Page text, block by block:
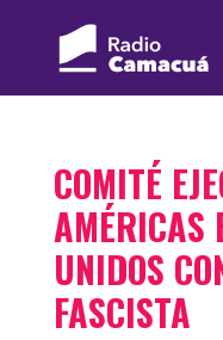
COMITÉ
AMÉRICAS
UNIDOS
FASCISTA